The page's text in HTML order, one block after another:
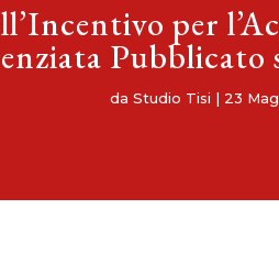
per
Pubblicato
da Studio Tisi | 23